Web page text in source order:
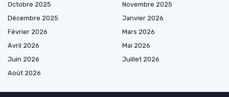
Octobre 2025
Novembre 2025
Décembre 2025
Janvier 2026
Février 2026
Mars 2026
Avril 2026
Mai 2026
Juin 2026
Juillet 2026
Août 2026